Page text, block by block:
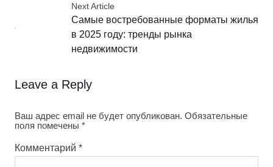
Next Article
Самые востребованные форматы жилья
в 2025 году: тренды рынка
недвижимости
Leave a Reply
Ваш адрес email не будет опубликован. Обязательные
поля помечены *
Комментарий *